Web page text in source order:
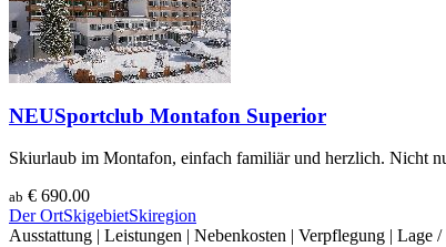
NEUSportclub Montafon Superior
Skiurlaub im Montafon, einfach familiär und herzlich. Nicht
ab € 690.00
Der OrtSkigebietSkiregion
Ausstattung | Leistungen | Nebenkosten | Verpflegung | Lage /